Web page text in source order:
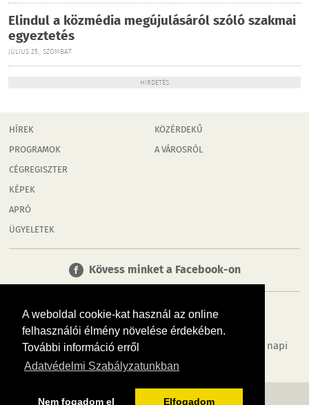
A weboldal cookie-kat használ az online
felhasználói élmény növelése érdekében.
További információ erről
Adatvédelmi Szabályzatunkban
Nem fogadom el Elfogadom
Elindul a közmédia megújulásáról szóló szakmai
egyeztetés
JÚLIUS 25., SZOMBAT
HIRDETÉS
HÍREK
PROGRAMOK
CÉGREGISZTER
KÉPEK
APRÓ
ÜGYELETEK
KÖZÉRDEKŰ
A VÁROSRÓL
Kövess minket a Facebook-on
Tudj meg többet városodról! Hírek, programok, képek, napi
menü, cégek…. és minden, ami Győr
MÉDIAAJÁNLÓ ADATVÉDELEM IMPRESSZUM RÓLUNK